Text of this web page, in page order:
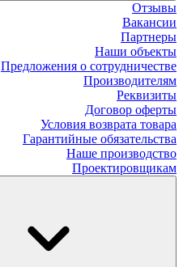
Отзывы
Вакансии
Партнеры
Наши объекты
Предложения о сотрудничестве
Производителям
Реквизиты
Договор оферты
Условия возврата товара
Гарантийные обязательства
Наше производство
Проектировщикам